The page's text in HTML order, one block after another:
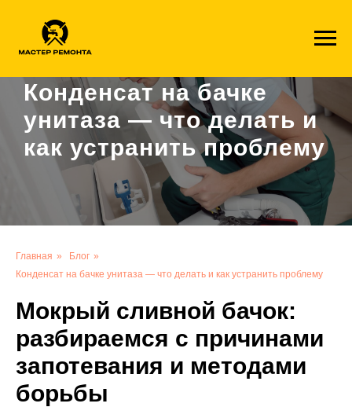
Конденсат на бачке
унитаза — что делать и
как устранить проблему
Главная » Блог »
Конденсат на бачке унитаза — что делать и как устранить проблему
Мокрый сливной бачок:
разбираемся с причинами
запотевания и методами
борьбы